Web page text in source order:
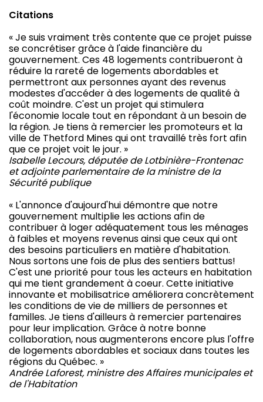
Citations
« Je suis vraiment très contente que ce projet puisse
se concrétiser grâce à l'aide financière du
gouvernement. Ces 48 logements contribueront à
réduire la rareté de logements abordables et
permettront aux personnes ayant des revenus
modestes d'accéder à des logements de qualité à
coût moindre. C'est un projet qui stimulera
l'économie locale tout en répondant à un besoin de
la région. Je tiens à remercier les promoteurs et la
ville de Thetford Mines qui ont travaillé très fort afin
que ce projet voit le jour. »
Isabelle Lecours, députée de Lotbinière-Frontenac
et adjointe parlementaire de la ministre de la
Sécurité publique
« L'annonce d'aujourd'hui démontre que notre
gouvernement multiplie les actions afin de
contribuer à loger adéquatement tous les ménages
à faibles et moyens revenus ainsi que ceux qui ont
des besoins particuliers en matière d'habitation.
Nous sortons une fois de plus des sentiers battus!
C'est une priorité pour tous les acteurs en habitation
qui me tient grandement à coeur. Cette initiative
innovante et mobilisatrice améliorera concrètement
les conditions de vie de milliers de personnes et
familles. Je tiens d'ailleurs à remercier partenaires
pour leur implication. Grâce à notre bonne
collaboration, nous augmenterons encore plus l'offre
de logements abordables et sociaux dans toutes les
régions du Québec. »
Andrée Laforest, ministre des Affaires municipales et
de l'Habitation